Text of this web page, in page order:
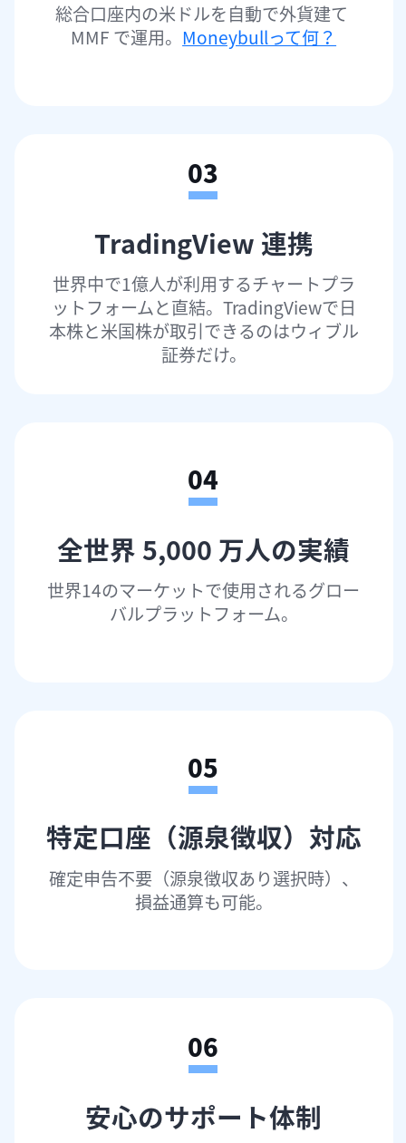
総合口座内の米ドルを自動で外貨建て
MMF で運用。 Moneybullって何？
03
TradingView 連携
世界中で1億人が利用するチャートプラ
ットフォームと直結。TradingViewで日
本株と米国株が取引できるのはウィブル
証券だけ。
04
全世界 5,000 万人の実績
世界14のマーケットで使用されるグロー
バルプラットフォーム。
05
特定口座（源泉徴収）対応
確定申告不要（源泉徴収あり選択時）、
損益通算も可能。
06
安心のサポート体制